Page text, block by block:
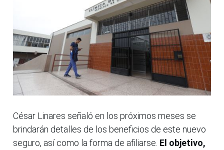
César Linares señaló en los próximos meses se
brindarán detalles de los beneficios de este nuevo
seguro, así como la forma de afiliarse. El objetivo,